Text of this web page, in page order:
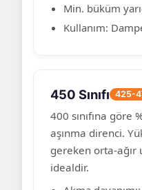
Min. büküm
Kullanım:
450 Sınıfı 425-
400 sınıfına göre
aşınma direnci.
gereken orta-
idealdir.